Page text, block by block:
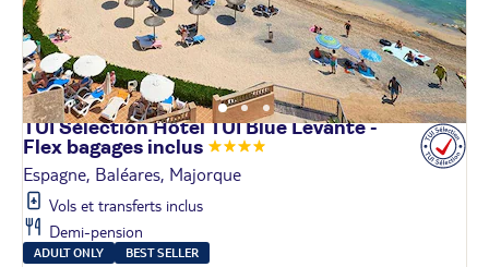
TUI Sélection Hôtel TUI Blue Levante -
Flex bagages inclus
Espagne, Baléares, Majorque
Vols et transferts inclus
Demi-pension
ADULT ONLY BEST SELLER